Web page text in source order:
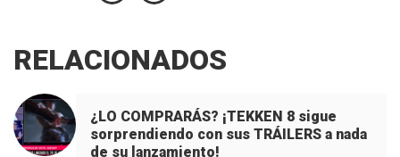
RELACIONADOS
¿LO COMPRARÁS? ¡TEKKEN 8 sigue
sorprendiendo con sus TRÁILERS a nada
de su lanzamiento!